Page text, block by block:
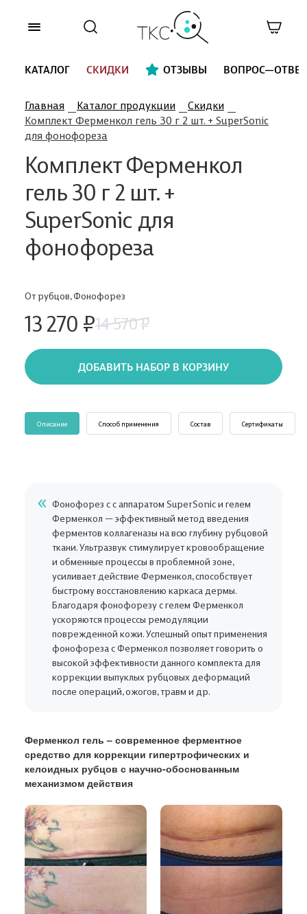
КАТАЛОГ СКИДКИ ОТЗЫВЫ ВОПРОС—ОТВЕТ
Главная Каталог продукции
Скидки
Комплект Ферменкол гель 30 г 2 шт. + SuperSonic
для фонофореза
Комплект Ферменкол
гель 30 г 2 шт. +
SuperSonic для
фонофореза
От рубцов, Фонофорез
13 270 ₽14 570 ₽
ДОБАВИТЬ НАБОР В КОРЗИНУ
Описание Способ применения Состав Сертификаты
Фонофорез с с аппаратом SuperSonic и гелем
Ферменкол — эффективный метод введения
ферментов коллагеназы на всю глубину рубцовой
ткани. Ультразвук стимулирует кровообращение
и обменные процессы в проблемной зоне,
усиливает действие Ферменкол, способствует
быстрому восстановлению каркаса дермы.
Благодаря фонофорезу с гелем Ферменкол
ускоряются процессы ремодуляции
поврежденной кожи. Успешный опыт применения
фонофореза с Ферменкол позволяет говорить о
высокой эффективности данного комплекта для
коррекции выпуклых рубцовых деформаций
после операций, ожогов, травм и др.
Ферменкол гель – современное ферментное
средство для коррекции гипертрофических и
келоидных рубцов с научно-обоснованным
механизмом действия